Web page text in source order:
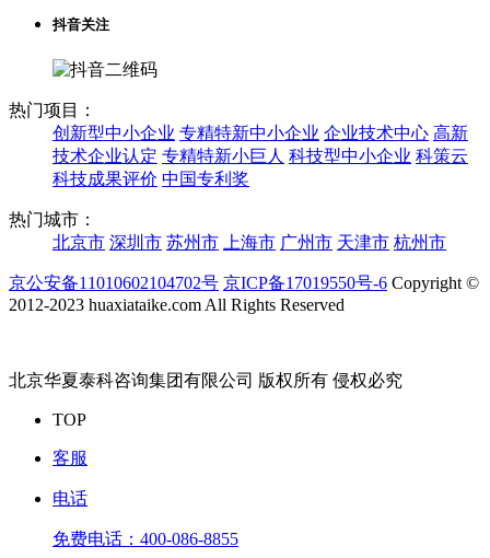
抖音关注
热门项目：
创新型中小企业 专精特新中小企业 企业技术中心 高新
技术企业认定 专精特新小巨人 科技型中小企业 科策云
科技成果评价 中国专利奖
热门城市：
北京市 深圳市 苏州市 上海市 广州市 天津市 杭州市
京公安备11010602104702号 京ICP备17019550号-6 Copyright ©
2012-2023 huaxiataike.com All Rights Reserved
北京华夏泰科咨询集团有限公司 版权所有 侵权必究
TOP
客服
电话
免费电话： 400-086-8855